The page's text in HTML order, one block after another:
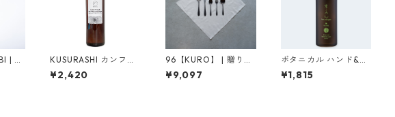
| ス
KUSURASHI カンフル
リフレッシュナー
¥2,420
96【KURO】 | 贈りも
のパッケージB（カト
ラリーフルセット）
¥9,097
ボタニカル ハンド&マ
スクスプレー（檜）
¥1,815